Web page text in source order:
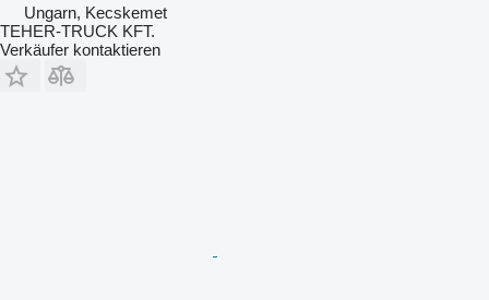
Ungarn, Kecskemet
TEHER-TRUCK KFT.
Verkäufer kontaktieren